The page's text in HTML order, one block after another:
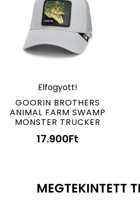
Elfogyott!
GOORIN BROTHERS
ANIMAL FARM SWAMP
MONSTER TRUCKER
17.900Ft
MEGTEKINTETT